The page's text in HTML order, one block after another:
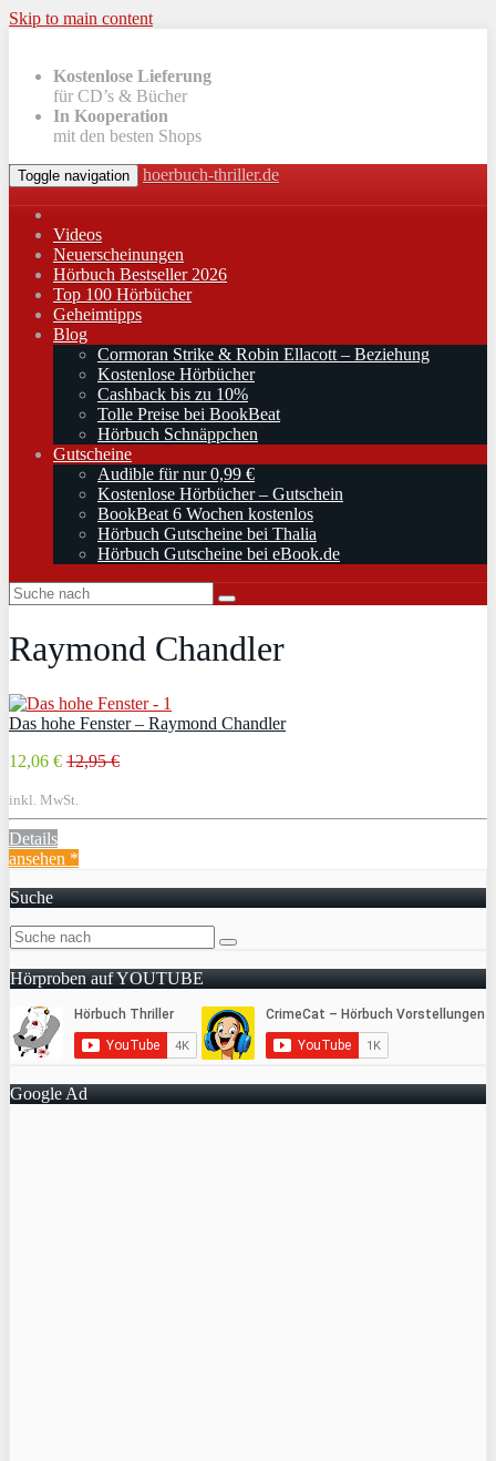
Skip to main content
Kostenlose Lieferung
für CD’s & Bücher
In Kooperation
mit den besten Shops
Toggle navigation hoerbuch-thriller.de
Videos
Neuerscheinungen
Hörbuch Bestseller 2026
Top 100 Hörbücher
Geheimtipps
Blog
Cormoran Strike & Robin Ellacott – Beziehung
Kostenlose Hörbücher
Cashback bis zu 10%
Tolle Preise bei BookBeat
Hörbuch Schnäppchen
Gutscheine
Audible für nur 0,99 €
Kostenlose Hörbücher – Gutschein
BookBeat 6 Wochen kostenlos
Hörbuch Gutscheine bei Thalia
Hörbuch Gutscheine bei eBook.de
Raymond Chandler
Das hohe Fenster – Raymond Chandler
12,06 € 12,95 €
inkl. MwSt.
Details
ansehen *
Suche
Hörproben auf YOUTUBE
Google Ad